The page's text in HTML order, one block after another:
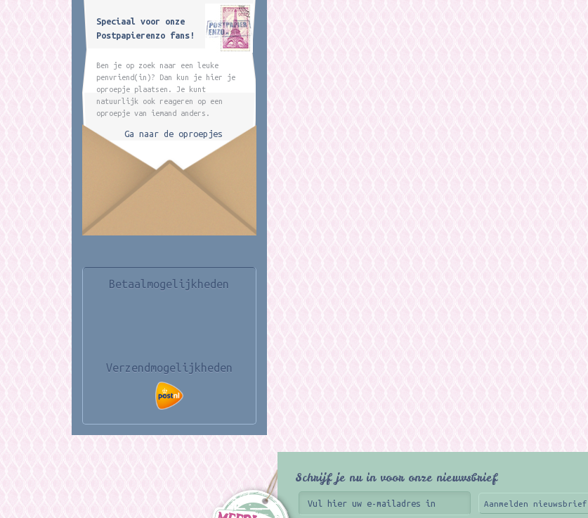
Speciaal voor onze
Postpapierenzo fans!
Ben je op zoek naar een leuke
penvriend(in)? Dan kun je hier je
oproepje plaatsen. Je kunt
natuurlijk ook reageren op een
oproepje van iemand anders.
Ga naar de oproepjes
Betaalmogelijkheden
Verzendmogelijkheden
Schrijf je nu in voor onze nieuwsbrief
Aanmelden nieuwsbrief